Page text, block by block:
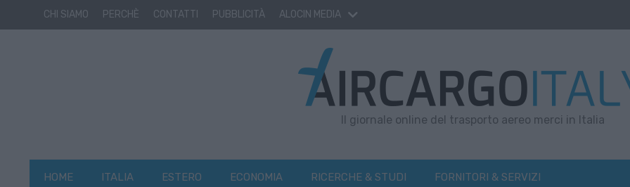
CHI SIAMO PERCHÈ CONTATTI PUBBLICITÀ ALOCIN MEDIA
Il giornale online del trasporto aereo merci in Italia
HOME ITALIA ESTERO ECONOMIA RICERCHE & STUDI FORNITORI & SERVIZI